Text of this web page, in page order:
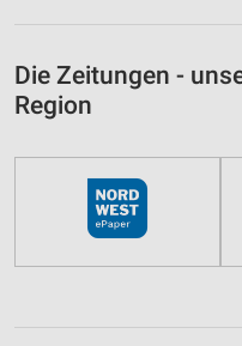
Die Zeitungen -
Region